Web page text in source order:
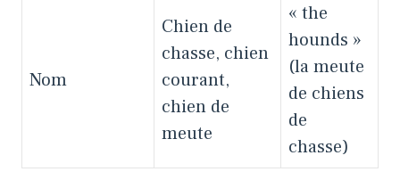
Nom
Chien de
chasse, chien
courant,
chien de
meute
« the
hounds »
(la meute
de chiens
de
chasse)